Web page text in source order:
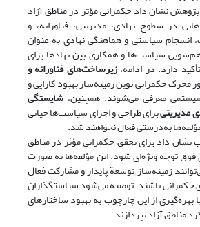
پژوهش نشان داد حکمرانی مؤثر در مناطق آزاد
در سطوح نهادی، مدیریتی، فناورانه، و
سیاستی و هماهنگی نهادی به ‌عنوان
هم‌سویی سیاست‌ها و همکاری بین نهادها برای
دارد. در ادامه،زیرساخت‌های فناورانه و
محرک حکمرانی نوین زمینه‌ساز بهبود کارایی و
معرفی می‌شوند. همچنین، شایستگی
مدیریتیبرای طراحی و اجرای سیاست‌ها حیاتی
به‌درستی فعال نخواهند شد.
نشان داد برای تحقق حکمرانی مؤثر در مناطق
فوق توجه ویژه‌ای شود. این مؤلفه‌ها به‌ صورت
زمینه‌ساز توسعة پایدار و مشارکت فعال
حکمرانی باشند. توصیه می‌شود سیاستگذاران
بهره‌گیری از این چارچوب به بهبود ساختارهای
مناطق آزاد بپردازند.